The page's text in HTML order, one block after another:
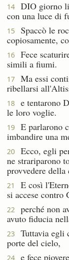
14
DIO giorno
con una luce di
15
Spaccò le
copiosamente,
16
Fece
simili a fiumi.
17
Ma essi
ribellarsi
18
e tentarono
le loro voglie.
19
E parlarono
imbandire una
20
Ecco, egli
ne strariparono
provvedere
21
E così
si accese contro
22
perché non
avuto fiducia
23
Tuttavia egli
porte del cielo,
24
e fece